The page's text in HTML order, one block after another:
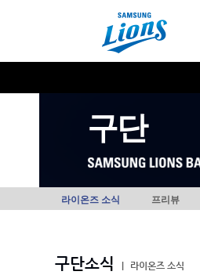
구단
라이온즈 소식 프리뷰
구단소식
라이온즈 소식